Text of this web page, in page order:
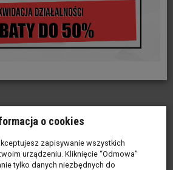
o cookies
zapisywanie wszystkich
urządzeniu. Kliknięcie “Odmowa”
tylko danych niezbędnych do